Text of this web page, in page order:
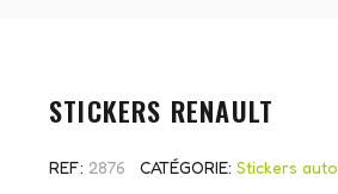
STICKERS RENAULT
REF 2876 CATÉGORIE Stickers auto